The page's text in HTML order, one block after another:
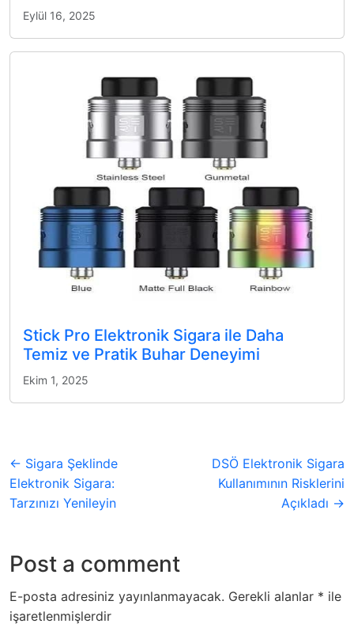
Eylül 16, 2025
Stick Pro Elektronik Sigara ile Daha
Temiz ve Pratik Buhar Deneyimi
Ekim 1, 2025
← Sigara Şeklinde
Elektronik Sigara:
Tarzınızı Yenileyin
DSÖ Elektronik Sigara
Kullanımının Risklerini
Açıkladı →
Post a comment
E-posta adresiniz yayınlanmayacak. Gerekli alanlar * ile
işaretlenmişlerdir